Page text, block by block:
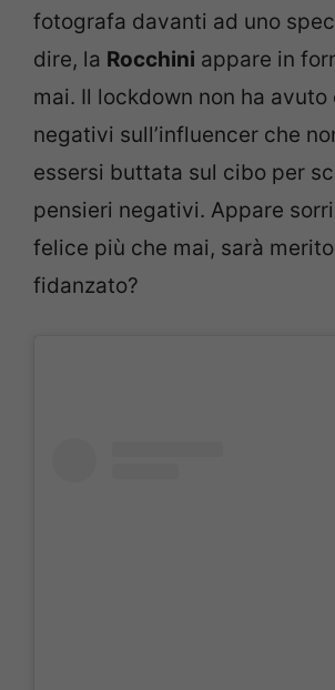
fotografa davanti ad uno
dire, la Rocchini appare in
mai. Il lockdown non ha
negativi sull’influencer che
essersi buttata sul cibo per
pensieri negativi. Appare
felice più che mai, sarà
fidanzato?